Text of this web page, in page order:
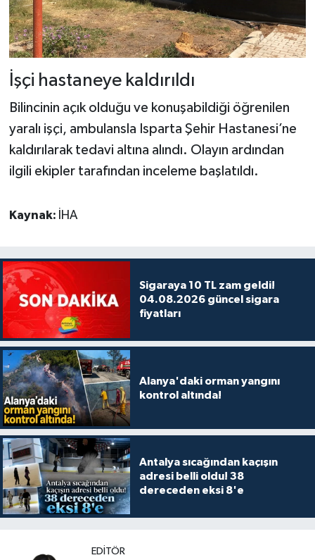
İşçi hastaneye kaldırıldı
Bilincinin açık olduğu ve konuşabildiği öğrenilen
yaralı işçi, ambulansla Isparta Şehir Hastanesi’ne
kaldırılarak tedavi altına alındı. Olayın ardından
ilgili ekipler tarafından inceleme başlatıldı.
Kaynak: İHA
Sigaraya 10 TL zam geldi!
04.08.2026 güncel sigara
fiyatları
Alanya'daki orman yangını
kontrol altında!
Antalya sıcağından kaçışın
adresi belli oldu! 38
dereceden eksi 8'e
EDITÖR